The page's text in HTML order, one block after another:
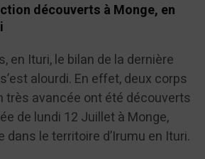
découverts à Monge, en
en Ituri, le bilan de la dernière
alourdi. En effet, deux corps
très avancée ont été découverts
de lundi 12 Juillet à Monge,
le territoire d’Irumu en Ituri.